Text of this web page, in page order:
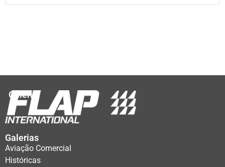
Galeria
Galerias
Aviação Comercial
Históricas